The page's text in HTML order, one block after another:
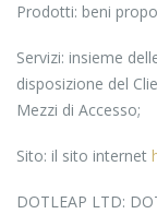
Prodotti: beni
Servizi: insieme
disposizione del
Mezzi di Accesso;
Sito: il sito internet
DOTLEAP LTD: